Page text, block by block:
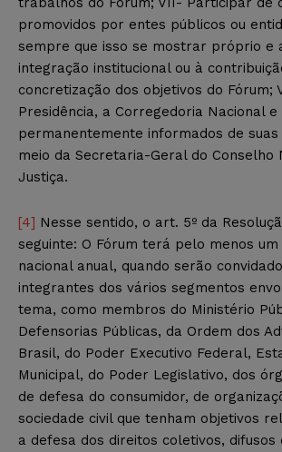
promovidos por entes públicos ou
sempre que isso se mostrar próprio e
integração institucional ou à
concretização dos objetivos do Fórum;
Presidência, a Corregedoria Nacional
permanentemente informados de
meio da Secretaria-Geral do Conselho
Justiça.
[4] Nesse sentido, o art. 5º da
seguinte: O Fórum terá pelo menos
nacional anual, quando serão
integrantes dos vários segmentos
tema, como membros do Ministério
Defensorias Públicas, da Ordem dos
Brasil, do Poder Executivo Federal,
Municipal, do Poder Legislativo, dos
de defesa do consumidor, de
sociedade civil que tenham objetivos
a defesa dos direitos coletivos, difusos